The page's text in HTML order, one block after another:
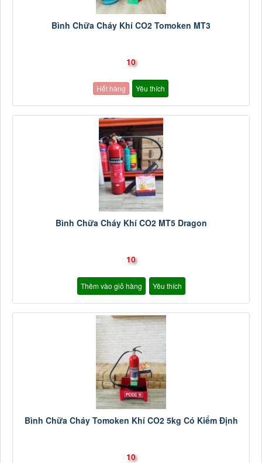
Bình Chữa Cháy Khí CO2 Tomoken MT3
10
Hết hàng Yêu thích
Bình Chữa Cháy Khí CO2 MT5 Dragon
10
Thêm vào giỏ hàng Yêu thích
Bình Chữa Cháy Tomoken Khí CO2 5kg Có Kiểm Định
10